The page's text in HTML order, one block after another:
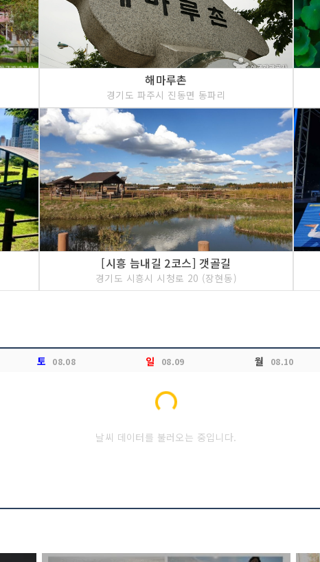
해마루촌
경기도 파주시 진동면 동파리
[시흥 늠내길 2코스] 갯골길
경기도 시흥시 시청로 20 (장현동)
토 08.08 일 08.09 월 08.10
Loading...
날씨 데이터를 불러오는 중입니다.